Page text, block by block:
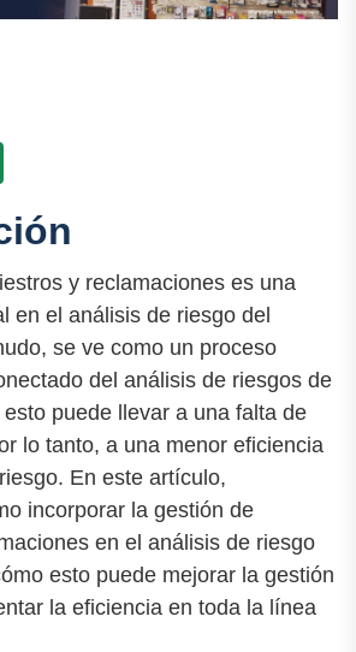
y reclamaciones es una
en el análisis de riesgo del
se ve como un proceso
del análisis de riesgos de
puede llevar a una falta de
lo tanto, a una menor eficiencia
En este artículo,
incorporar la gestión de
en el análisis de riesgo
esto puede mejorar la gestión
la eficiencia en toda la línea